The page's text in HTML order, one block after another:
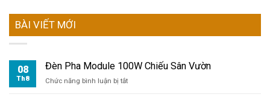
BÀI VIẾT MỚI
08
Th8
Đèn Pha Module 100W Chiếu Sân Vườn
Chức năng bình luận bị tắtở